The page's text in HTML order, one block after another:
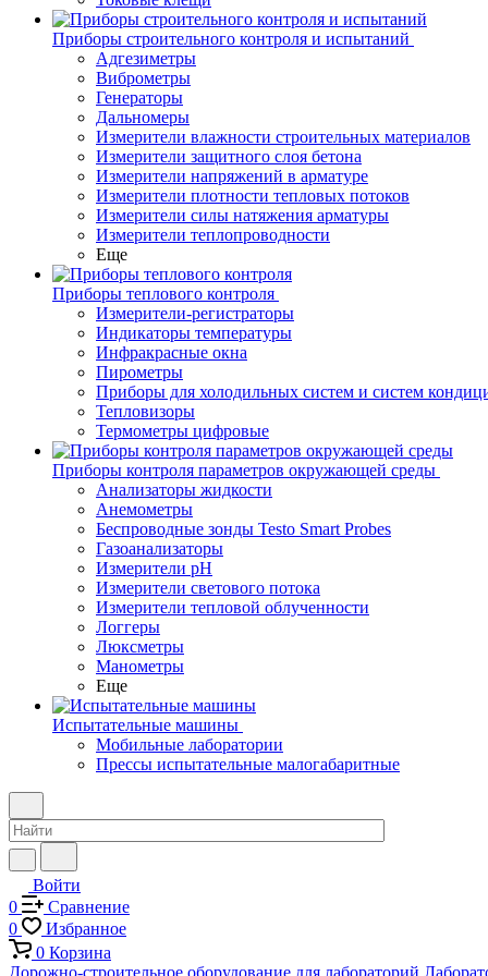
Приборы строительного контроля и испытаний
Адгезиметры
Виброметры
Генераторы
Дальномеры
Измерители влажности строительных материалов
Измерители защитного слоя бетона
Измерители напряжений в арматуре
Измерители плотности тепловых потоков
Измерители силы натяжения арматуры
Измерители теплопроводности
Еще
Приборы теплового контроля
Измерители-регистраторы
Индикаторы температуры
Инфракрасные окна
Пирометры
Приборы для холодильных систем и систем
Тепловизоры
Термометры цифровые
Приборы контроля параметров окружающей среды
Анализаторы жидкости
Анемометры
Беспроводные зонды Testo Smart Probes
Газоанализаторы
Измерители pH
Измерители светового потока
Измерители тепловой облученности
Логгеры
Люксметры
Манометры
Еще
Испытательные машины
Мобильные лаборатории
Прессы испытательные малогабаритные
Войти
0
Сравнение
0
Избранное
0 Корзина
Дорожно-строительное оборудование для лабораторий